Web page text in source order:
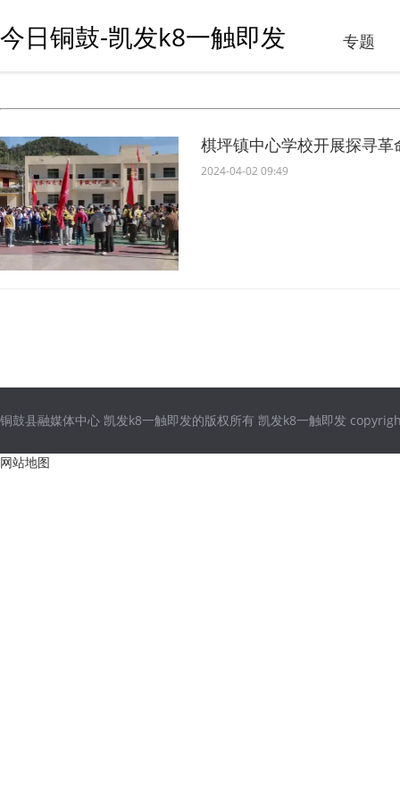
今日铜鼓-凯发k8一触即发 专题
2024-04-02 09:49
铜鼓县融媒体中心 凯发k8一触即发的版权所有 凯发k8一触即发
网站地图